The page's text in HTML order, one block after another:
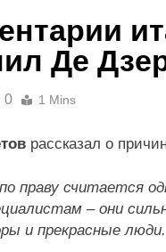
Де
0 1 Mins
рассказал о
праву считается
– они
и прекрасные люди.